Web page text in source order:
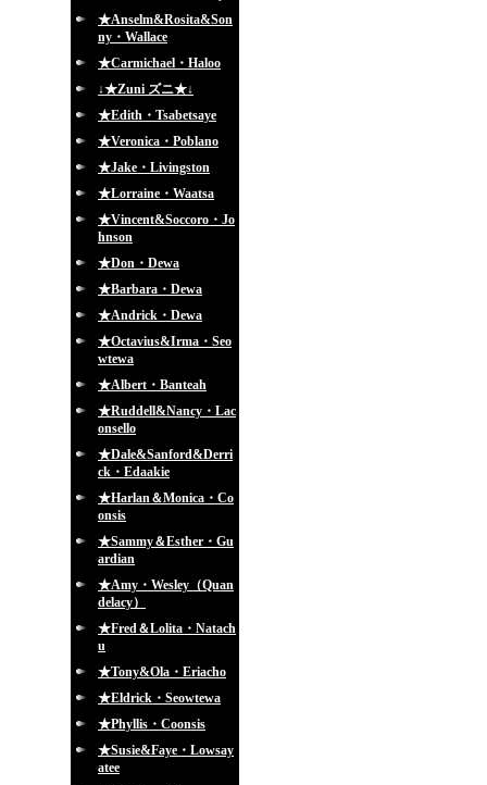
★Anselm&Rosita&Son
ny・Wallace
★Carmichael・Haloo
↓★Zuni ズニ★↓
★Edith・Tsabetsaye
★Veronica・Poblano
★Jake・Livingston
★Lorraine・Waatsa
★Vincent&Soccoro・Jo
hnson
★Don・Dewa
★Barbara・Dewa
★Andrick・Dewa
★Octavius&Irma・Seo
wtewa
★Albert・Banteah
★Ruddell&Nancy・Lac
onsello
★Dale&Sanford&Derri
ck・Edaakie
★Harlan＆Monica・Co
onsis
★Sammy＆Esther・Gu
ardian
★Amy・Wesley（Quan
delacy）
★Fred＆Lolita・Natach
u
★Tony&Ola・Eriacho
★Eldrick・Seowtewa
★Phyllis・Coonsis
★Susie&Faye・Lowsay
atee